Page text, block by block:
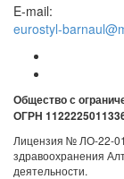
E-mail:
eurostyl-
Общество с
ОГРН
Лицензия № ЛО-22-
здравоохранения
деятельности.